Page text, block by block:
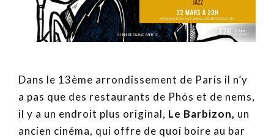
Dans le 13ème arrondissement de Paris il n’y
a pas que des restaurants de Phós et de nems,
il y a un endroit plus original, Le Barbizon, un
ancien cinéma, qui offre de quoi boire au bar